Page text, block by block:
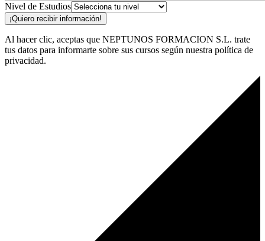
Nivel de Estudios
¡Quiero recibir información!
Al hacer clic, aceptas que NEPTUNOS FORMACION S.L. trate
tus datos para informarte sobre sus cursos según nuestra política de
privacidad.